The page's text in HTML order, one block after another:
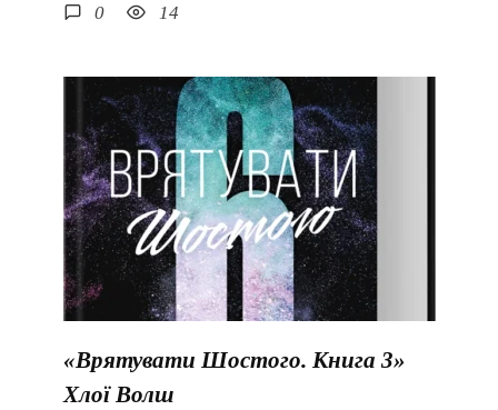
0 14
«Врятувати Шостого. Книга 3»
Хлої Волш